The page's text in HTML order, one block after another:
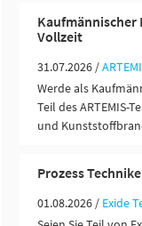
Vollzeit
31.07.2026 /
Werde als
Teil des ARTEMIS-
und
Prozess
01.08.2026 / Exide